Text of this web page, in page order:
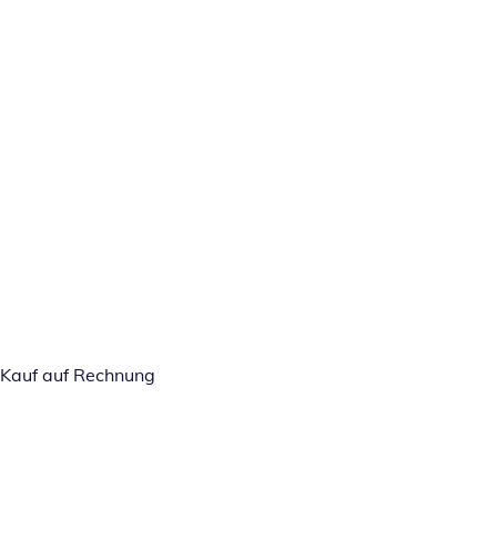
Kauf auf Rechnung